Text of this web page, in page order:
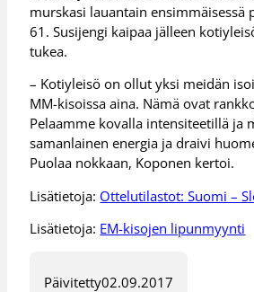
murskasi lauantain ensimmäisessä
61. Susijengi kaipaa jälleen
tukea.
– Kotiyleisö on ollut yksi meidän
MM-kisoissa aina. Nämä ovat
Pelaamme kovalla intensiteetillä ja
samanlainen energia ja draivi
Puolaa nokkaan, Koponen kertoi.
Lisätietoja: Ottelutilastot: Suomi –
Lisätietoja: EM-kisojen lipunmyynti
Päivitetty02.09.2017